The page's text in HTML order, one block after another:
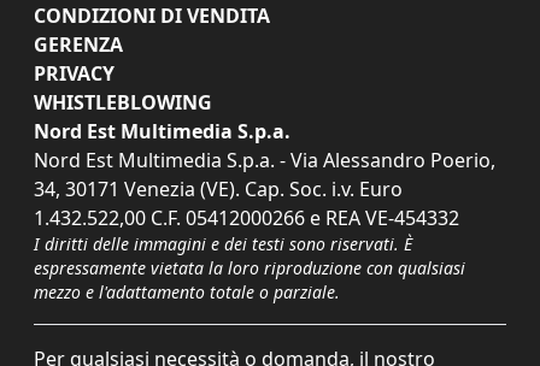
CONDIZIONI DI VENDITA
GERENZA
PRIVACY
WHISTLEBLOWING
Nord Est Multimedia S.p.a.
Nord Est Multimedia S.p.a. - Via Alessandro Poerio,
34, 30171 Venezia (VE). Cap. Soc. i.v. Euro
1.432.522,00 C.F. 05412000266 e REA VE-454332
I diritti delle immagini e dei testi sono riservati. È
espressamente vietata la loro riproduzione con qualsiasi
mezzo e l'adattamento totale o parziale.
Per qualsiasi necessità o domanda, il nostro